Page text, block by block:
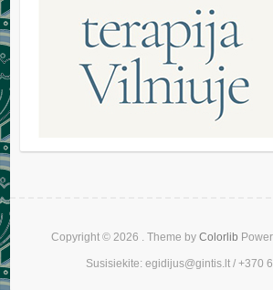
Copyright © 2026 . Theme by Colorlib
Susisiekite: egidijus@gintis.lt / +370